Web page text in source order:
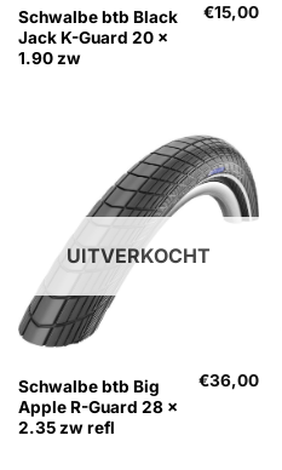
Schwalbe btb Black
Jack K-Guard 20 x
1.90 zw
€15,00
UITVERKOCHT
Schwalbe btb Big
Apple R-Guard 28 x
2.35 zw refl
€36,00